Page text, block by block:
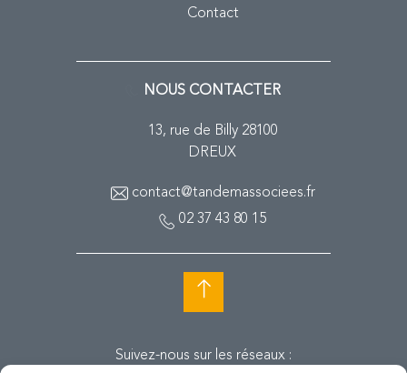
Contact
NOUS CONTACTER
13, rue de Billy 28100
DREUX
contact@tandemassociees.fr
02 37 43 80 15
Suivez-nous sur les réseaux :